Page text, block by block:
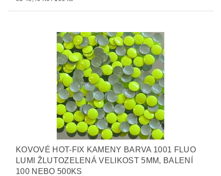
KOVOVÉ HOT-FIX KAMENY BARVA 1001 FLUO
LUMI ŽLUTOZELENÁ VELIKOST 5MM, BALENÍ
100 NEBO 500KS